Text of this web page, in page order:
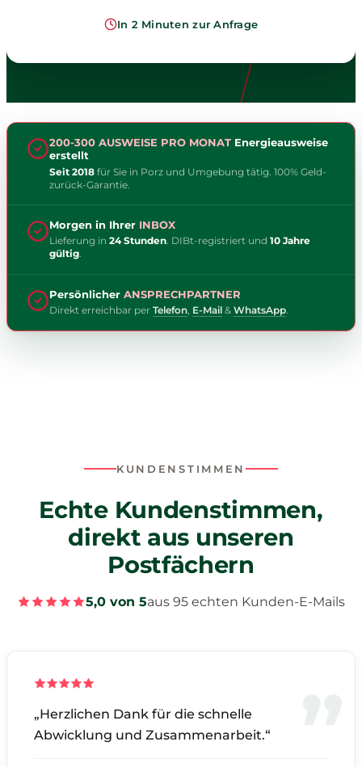
In 2 Minuten zur Anfrage
200-300 AUSWEISE PRO MONAT Energieausweise
erstellt
Seit 2018 für Sie in Porz und Umgebung tätig. 100% Geld-
zurück-Garantie.
Morgen in Ihrer INBOX
Lieferung in24 Stunden. DIBt-registriert und10 Jahre
gültig.
PersönlicherANSPRECHPARTNER
Direkt erreichbar perTelefon E-Mail &WhatsApp
KUNDENSTIMMEN
Echte Kundenstimmen,
direkt aus unseren
Postfächern
5,0 von 5aus 95 echten Kunden-E-Mails
„Herzlichen Dank für die schnelle
Abwicklung und Zusammenarbeit.“